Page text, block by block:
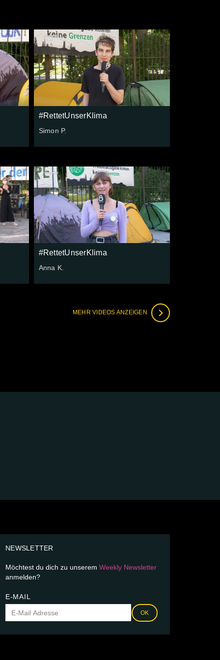
#RettetUnserKlima
Simon P.
#RettetUnserKlima
Anna K.
MEHR VIDEOS ANZEIGEN
NEWSLETTER
Möchtest du dich zu unserem Weekly Newsletter
anmelden?
E-MAIL
OK